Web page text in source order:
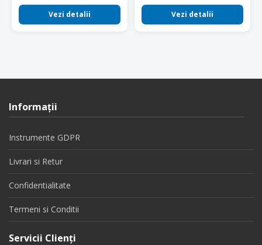
Vezi detalii Vezi detalii
Informaţii
Instrumente GDPR
Livrari si Retur
Confidentialitate
Termeni si Conditii
Servicii Clienţi